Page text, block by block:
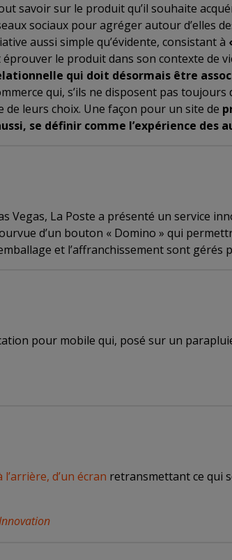
savoir sur le produit qu’il souhaite
sociaux pour agréger autour d’elles
aussi simple qu’évidente, consistant à
le produit dans son contexte de
qui doit désormais être
qui, s’ils ne disposent pas
leurs choix. Une façon pour un site de
se définir comme l’expérience des
Vegas, La Poste a présenté un service
d’un bouton « Domino » qui
et l’affranchissement sont gérés
pour mobile qui, posé sur un
d’un écran retransmettant ce qui